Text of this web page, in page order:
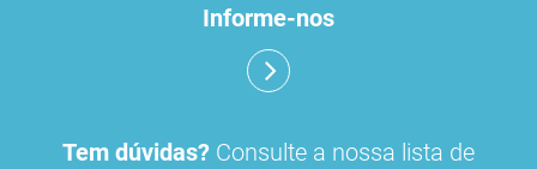
Informe-nos
Tem dúvidas? Consulte a nossa lista de